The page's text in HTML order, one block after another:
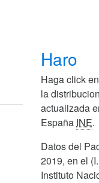
Haro
Haga click
la
actualizada
España INE.
Datos del
2019, en el
Instituto